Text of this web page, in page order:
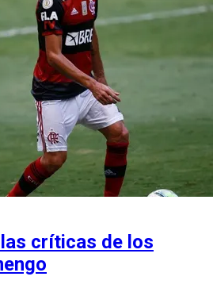
críticas de los